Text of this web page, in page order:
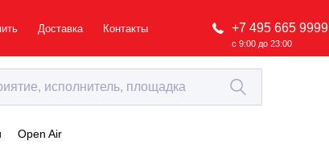
Доставка Контакты +7 495 665 9999
с 9:00 до 23:00
Open Air